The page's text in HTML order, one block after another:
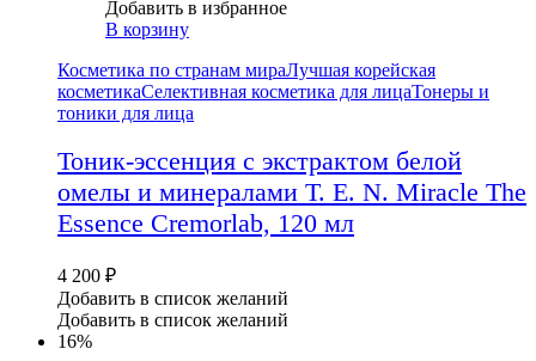
Добавить в избранное
В корзину
Косметика по странам мираЛучшая корейская
косметикаСелективная косметика для лицаТонеры и
тоники для лица
Тоник-эссенция с экстрактом белой
омелы и минералами T. E. N. Miracle The
Essence Cremorlab, 120 мл
4 200 ₽
Добавить в список желаний
Добавить в список желаний
16%